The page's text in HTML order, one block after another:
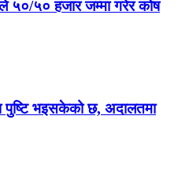
५०/५० हजार जम्मा गरेर कोष
पुष्टि भइसकेको छ, अदालतमा